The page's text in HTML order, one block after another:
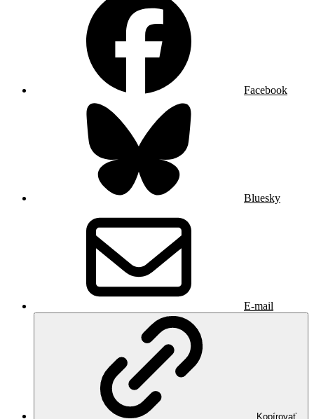
Facebook
Bluesky
E-mail
Kopírovať